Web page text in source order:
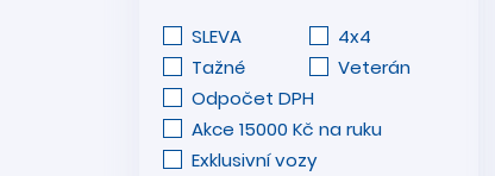
SLEVA
4x4
Tažné
Veterán
Odpočet DPH
Akce 15000 Kč na ruku
Exklusivní vozy